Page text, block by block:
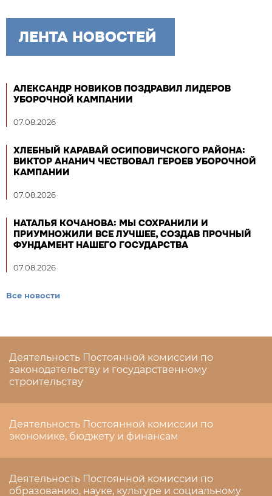
ЛЕНТА НОВОСТЕЙ
АЛЕКСАНДР НОВИКОВ ПОЗДРАВИЛ ЛИДЕРОВ
УБОРОЧНОЙ КАМПАНИИ
07.08.2026
ХЛЕБНЫЙ КАРАВАЙ ОСИПОВИЧСКОГО РАЙОНА:
ВИКТОР АНАНИЧ ЧЕСТВОВАЛ ГЕРОЕВ УБОРОЧНОЙ
КАМПАНИИ
07.08.2026
НАТАЛЬЯ КОЧАНОВА: МЫ СОХРАНИЛИ И
ПРИУМНОЖИЛИ ВСЕ ЛУЧШЕЕ, СОЗДАВ ПРОЧНЫЙ
ФУНДАМЕНТ НАШЕГО ГОСУДАРСТВА
07.08.2026
Все новости
Деятельность Постоянной комиссии по
законодательству и государственному
строительству
Деятельность Постоянной комиссии по
экономике, бюджету и финансам
Деятельность Постоянной комиссии по
образованию, науке, культуре и социальному